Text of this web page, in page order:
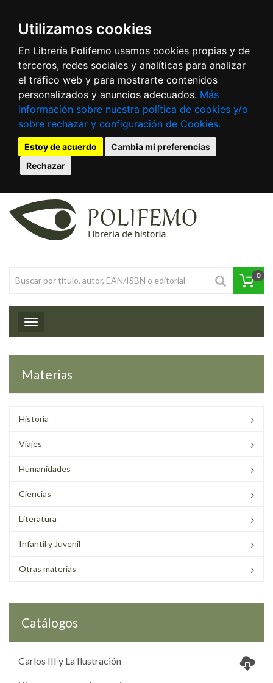
Utilizamos cookies
En Librería Polifemo usamos cookies propias y de
terceros, redes sociales y analíticas para analizar
el tráfico web y para mostrarte contenidos
personalizados y anuncios adecuados. Más
información sobre nuestra política de cookies y/o
sobre rechazar y configuración de Cookies.
Estoy de acuerdo
Cambia mi preferencias
Rechazar
0
Toggle navigation
Materias
Historia
Viajes
Humanidades
Ciencias
Literatura
Infantil y Juvenil
Otras materias
Catálogos
Carlos III y La Ilustración